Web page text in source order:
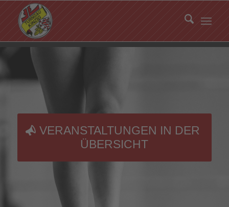
VERANSTALTUNGEN IN DER
ÜBERSICHT